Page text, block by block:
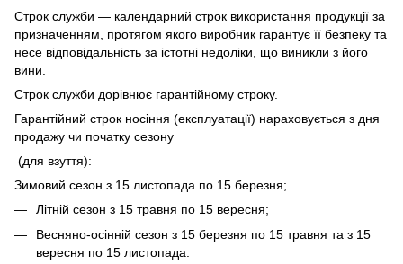
Строк служби — календарний строк використання продукції за
призначенням, протягом якого виробник гарантує її безпеку та
несе відповідальність за істотні недоліки, що виникли з його
вини.
Строк служби дорівнює гарантійному строку.
Гарантійний строк носіння (експлуатації) нараховується з дня
продажу чи початку сезону
(для взуття):
Зимовий сезон з 15 листопада по 15 березня;
Літній сезон з 15 травня по 15 вересня;
Весняно-осінній сезон з 15 березня по 15 травня та з 15
вересня по 15 листопада.